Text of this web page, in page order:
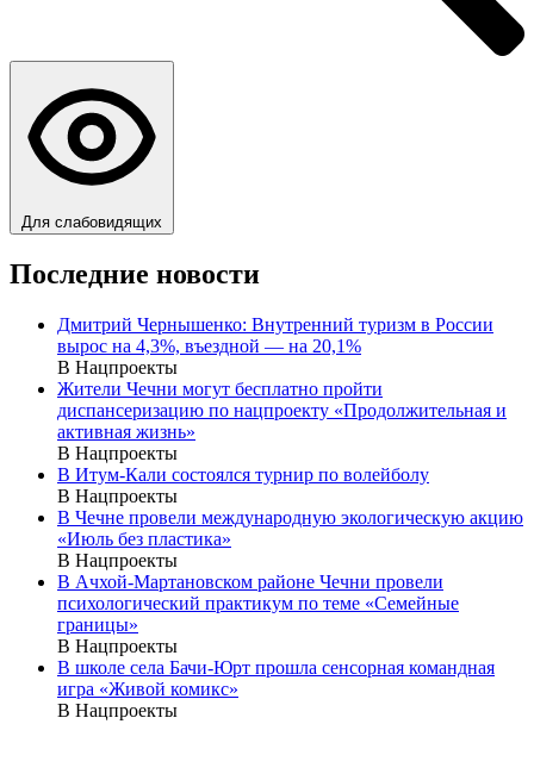
Для слабовидящих
Последние новости
Дмитрий Чернышенко: Внутренний туризм в России
вырос на 4,3%, въездной — на 20,1%
В Нацпроекты
Жители Чечни могут бесплатно пройти
диспансеризацию по нацпроекту «Продолжительная и
активная жизнь»
В Нацпроекты
В Итум-Кали состоялся турнир по волейболу
В Нацпроекты
В Чечне провели международную экологическую акцию
«Июль без пластика»
В Нацпроекты
В Ачхой-Мартановском районе Чечни провели
психологический практикум по теме «Семейные
границы»
В Нацпроекты
В школе села Бачи-Юрт прошла сенсорная командная
игра «Живой комикс»
В Нацпроекты